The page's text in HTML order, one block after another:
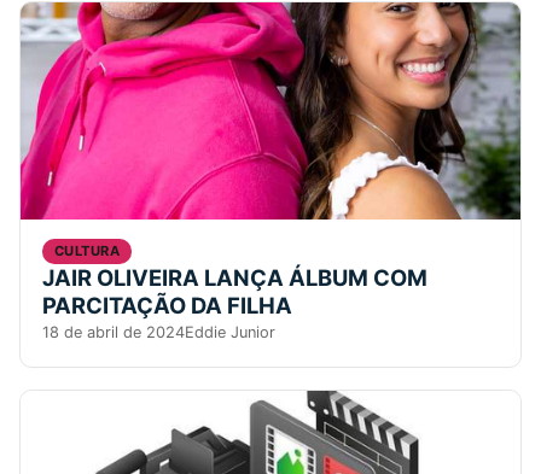
CULTURA
JAIR OLIVEIRA LANÇA ÁLBUM COM
PARCITAÇÃO DA FILHA
18 de abril de 2024Eddie Junior